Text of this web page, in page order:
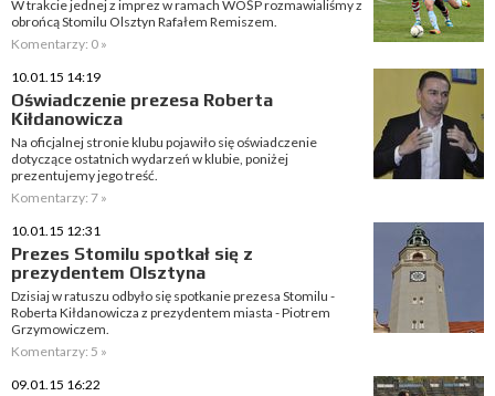
W trakcie jednej z imprez w ramach WOŚP rozmawialiśmy z
obrońcą Stomilu Olsztyn Rafałem Remiszem.
Komentarzy: 0 »
10.01.15 14:19
Oświadczenie prezesa Roberta
Kiłdanowicza
Na oficjalnej stronie klubu pojawiło się oświadczenie
dotyczące ostatnich wydarzeń w klubie, poniżej
prezentujemy jego treść.
Komentarzy: 7 »
10.01.15 12:31
Prezes Stomilu spotkał się z
prezydentem Olsztyna
Dzisiaj w ratuszu odbyło się spotkanie prezesa Stomilu -
Roberta Kiłdanowicza z prezydentem miasta - Piotrem
Grzymowiczem.
Komentarzy: 5 »
09.01.15 16:22